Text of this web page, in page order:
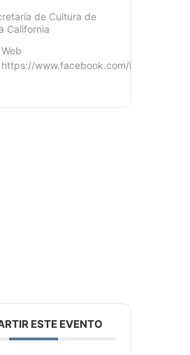
de Cultura de
California
Web
https://www.facebook.com/
ESTE EVENTO